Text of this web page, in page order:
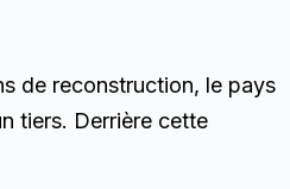
de reconstruction, le pays
tiers. Derrière cette